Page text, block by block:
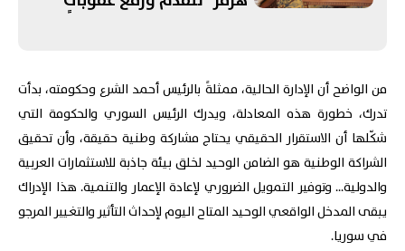
بِمُفاوَضاتِ روما... وإدانَةٌ عَرَبِيَّةٌ -
إسلامِيَّّةٌ لِانتِهاكاتِ الاحتِلالِ في
القُدس
من الواضح أن الإدارة الحالية، ممثلةً بالرئيس أحمد الشرع وحكومته، بدأت
تدرك، خطورة هذه المعادلة، ويدرك الرئيس السوري والحكومة التي
شكّلها أن الاستقرار الحقيقي يحتاج مشاركة وطنية حقيقة، وأن تحقيق
الشراكة الوطنية هو الضامن الوحيد لخلق بيئة جاذبة للاستثمارات العربية
والدولية... وتوفير التمويل الضروري لإعادة الإعمار والتنمية. هذا الإدراك
يبقى المدخل الواقعي الوحيد المتاح اليوم لإحداث التأثير والتغيير المرجو
في سوريا.